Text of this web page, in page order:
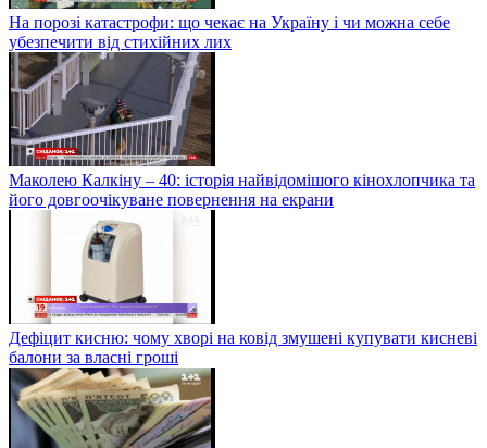
На порозі катастрофи: що чекає на Україну і чи можна себе
убезпечити від стихійних лих
Маколею Калкіну – 40: історія найвідомішого кінохлопчика та
його довгоочікуване повернення на екрани
Дефіцит кисню: чому хворі на ковід змушені купувати кисневі
балони за власні гроші